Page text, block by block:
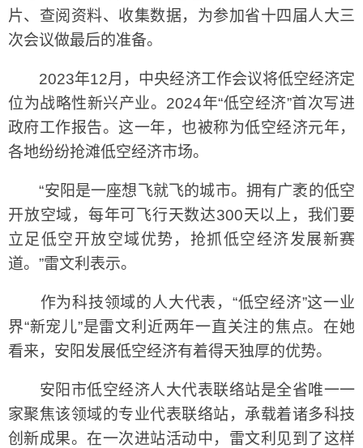
片、查阅资料、收集数据，为参加省十四届人大三
次会议做最后的准备。
2023年12月，中央经济工作会议将低空经济定
位为战略性新兴产业。2024年“低空经济”首次写进
政府工作报告。这一年，也被称为低空经济元年，
各地纷纷抢滩低空经济市场。
“安阳是一座想飞就飞的城市。拥有广袤的低空
开放空域，每年可飞行天数达300天以上，我们要
立足低空开放空域优势，抢抓低空经济发展新赛
道。”雷文利表示。
作为科技领域的人大代表，“低空经济”这一业
界“新宠儿”是雷文利近两年一直关注的焦点。在她
看来，安阳发展低空经济有着得天独厚的优势。
安阳市低空经济人大代表联络站是全省唯一一
家聚焦该领域的专业代表联络站，承载着诸多科技
创新成果。在一次进站活动中，雷文利见到了这样